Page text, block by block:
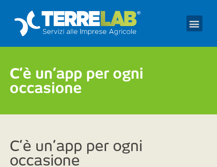
C’è un’app per ogni
occasione
C’è un’app per ogni
occasione